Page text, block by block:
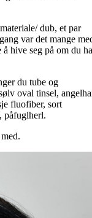
dub, et par
var det mange
å hive seg på om du
du tube og
oval tinsel,
fluofiber, sort
påfuglherl.